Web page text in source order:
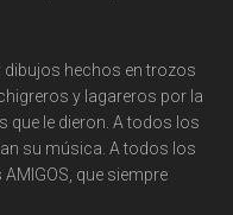
dibujos hechos en trozos
y lagareros por la
que le dieron. A todos los
su música. A todos los
que siempre